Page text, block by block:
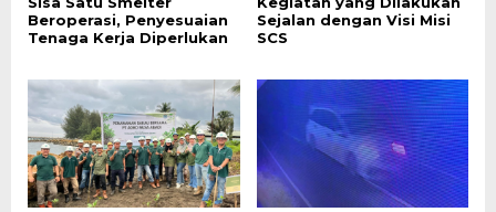
Beroperasi, Penyesuaian
Tenaga Kerja Diperlukan
Sejalan dengan Visi Misi
SCS